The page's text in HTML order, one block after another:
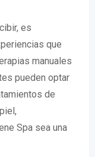
es
que
manuales
pueden optar
de
Spa sea una